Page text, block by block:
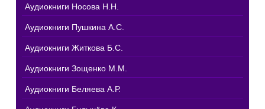
Аудиокниги Носова Н.Н.
Аудиокниги Пушкина А.С.
Аудиокниги Житкова Б.С.
Аудиокниги Зощенко М.М.
Аудиокниги Беляева А.Р.